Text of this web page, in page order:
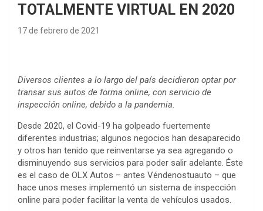
TOTALMENTE VIRTUAL EN 2020
17 de febrero de 2021
Diversos clientes a lo largo del país decidieron optar por
transar sus autos de forma online, con servicio de
inspección online, debido a la pandemia.
Desde 2020, el Covid-19 ha golpeado fuertemente
diferentes industrias; algunos negocios han desaparecido
y otros han tenido que reinventarse ya sea agregando o
disminuyendo sus servicios para poder salir adelante. Éste
es el caso de OLX Autos – antes Véndenostuauto – que
hace unos meses implementó un sistema de inspección
online para poder facilitar la venta de vehículos usados.